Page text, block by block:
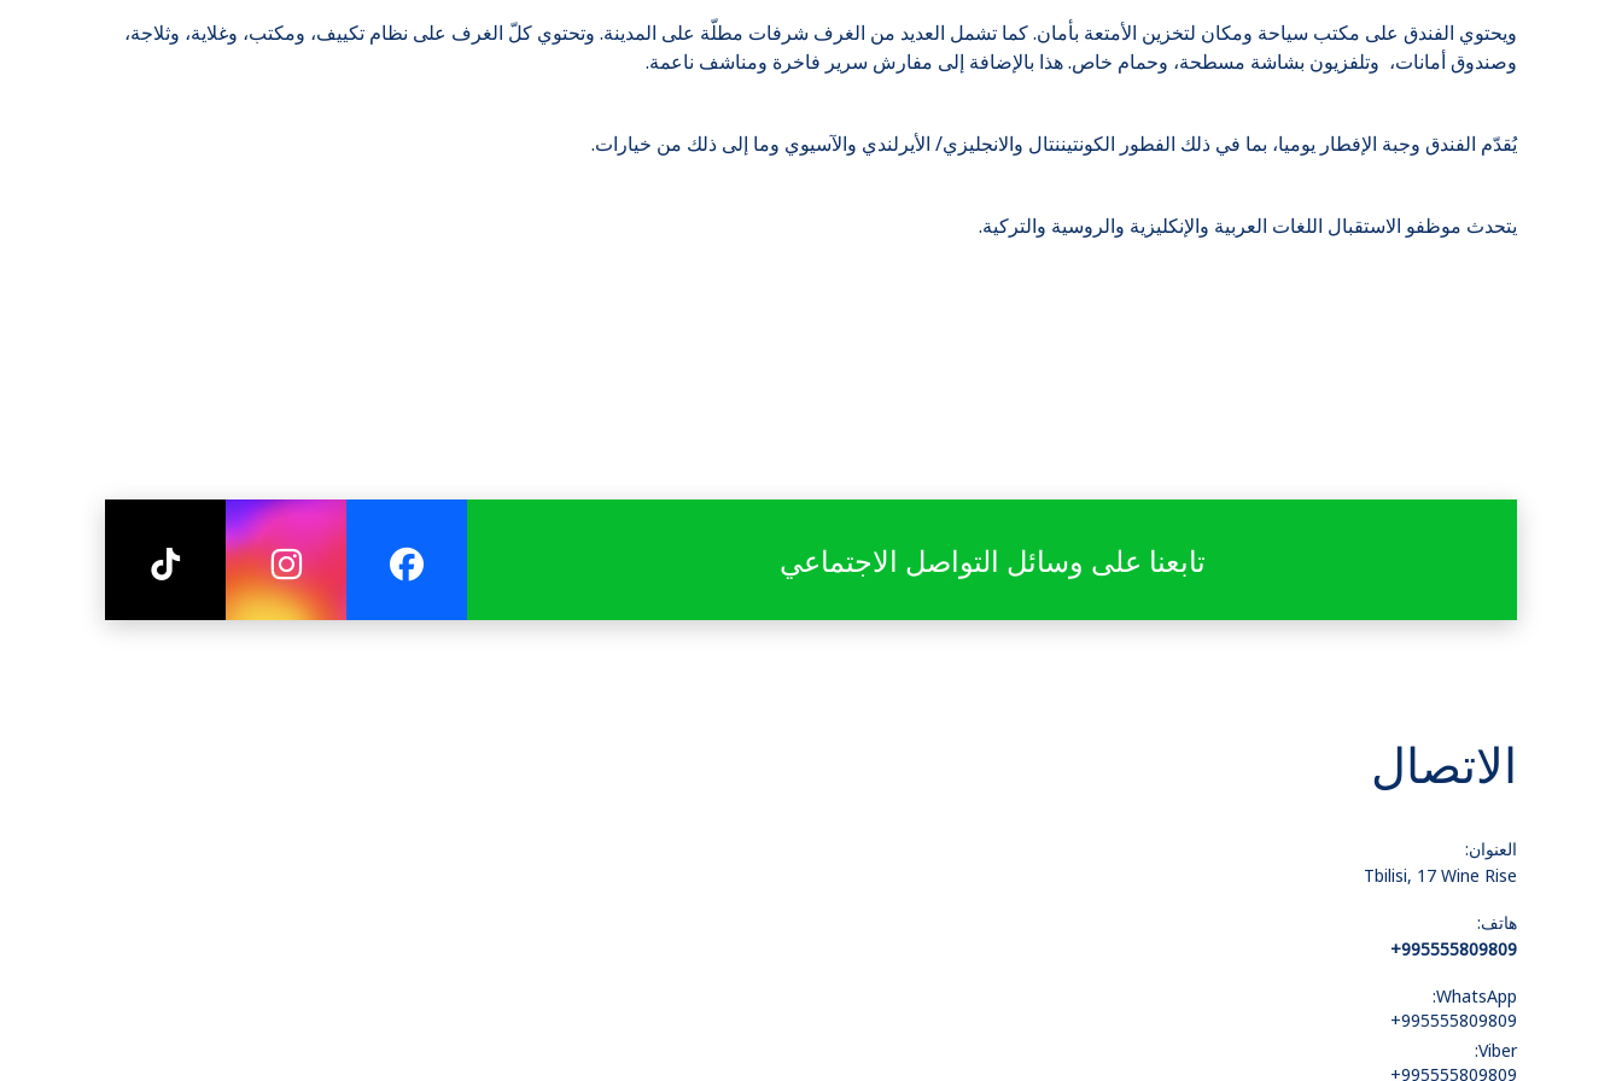
ويحتوي الفندق على مكتب سياحة ومكان لتخزين الأمتعة بأمان. كما تشمل العديد من الغرف شرفات مطلّة على المدينة. وتحتوي كلّ الغرف على نظام تكييف، ومكتب، وغلاية، وثلاجة،
وصندوق أمانات، وتلفزيون بشاشة مسطحة، وحمام خاص. هذا بالإضافة إلى مفارش سرير فاخرة ومناشف ناعمة.
يُقدّم الفندق وجبة الإفطار يوميا، بما في ذلك الفطور الكونتيننتال والانجليزي/ الأيرلندي والآسيوي وما إلى ذلك من خيارات.
يتحدث موظفو الاستقبال اللغات العربية والإنكليزية والروسية والتركية.
تابعنا على وسائل التواصل الاجتماعي
الاتصال
العنوان:
Tbilisi, 17 Wine Rise
هاتف:
+995555809809
WhatsApp:
+995555809809
Viber:
+995555809809